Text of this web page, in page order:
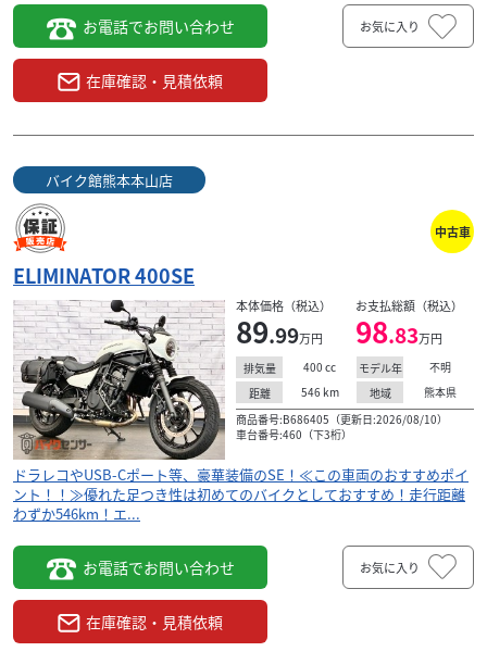
お電話でお問い合わせ
在庫確認・見積依頼
お気に入り
バイク館熊本本山店
中古車
ELIMINATOR 400SE
本体価格（税込）
89.99万円
お支払総額（税込）
98.83万円
排気量 400 cc モデル年
不明
距離
546 km 地域
熊本県
商品番号:B686405（更新日:2026/08/10）
車台番号:460（下3桁）
ドラレコやUSB-Cポート等、豪華装備のSE！≪この車両のおすすめポイ
ント！！≫優れた足つき性は初めてのバイクとしておすすめ！走行距離
わずか546km！エ...
お電話でお問い合わせ
在庫確認・見積依頼
お気に入り